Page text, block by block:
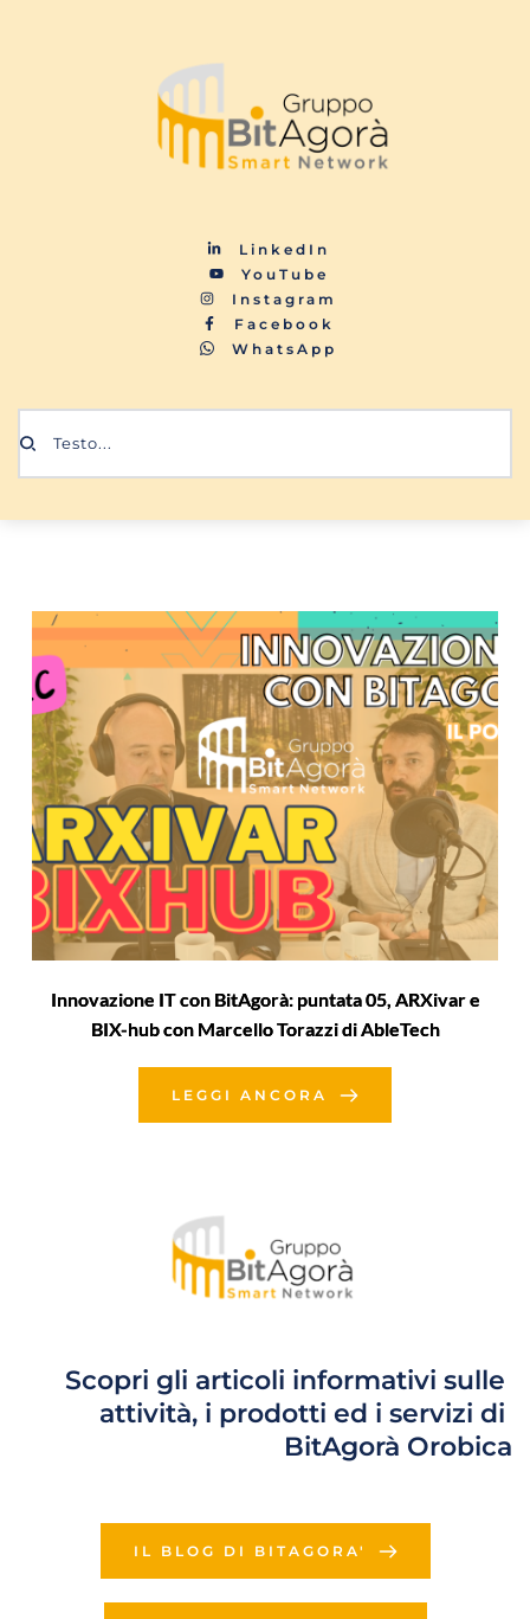
LinkedIn
YouTube
Instagram
Facebook
WhatsApp
Testo...
Innovazione IT con BitAgorà: puntata 05, ARXivar e
BIX-hub con Marcello Torazzi di AbleTech
LEGGI ANCORA
Scopri gli articoli informativi sulle
attività, i prodotti ed i servizi di
BitAgorà Orobica
IL BLOG DI BITAGORA'